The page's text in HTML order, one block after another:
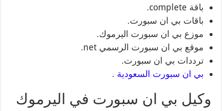
باقة complete.
باقات بي ان سبورت.
موزع بي ان سبورت اليرموك.
موقع بي ان سبورت الرسمي net.
ترددات بي ان سبورت.
بي ان سبورت السعودية .
وكيل بي ان سبورت في اليرموك